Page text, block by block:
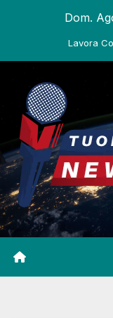
Dom.
Lavora